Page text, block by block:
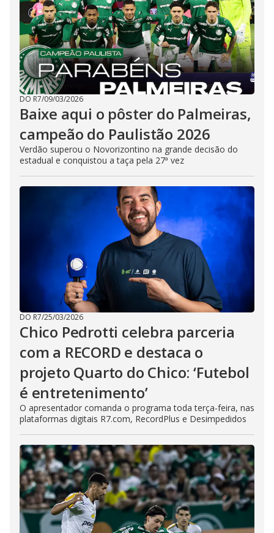
DO R7/09/03/2026
Baixe aqui o pôster do Palmeiras,
campeão do Paulistão 2026
Verdão superou o Novorizontino na grande decisão do
estadual e conquistou a taça pela 27ª vez
DO R7/25/03/2026
Chico Pedrotti celebra parceria
com a RECORD e destaca o
projeto Quarto do Chico: ‘Futebol
é entretenimento’
O apresentador comanda o programa toda terça-feira, nas
plataformas digitais R7.com, RecordPlus e Desimpedidos